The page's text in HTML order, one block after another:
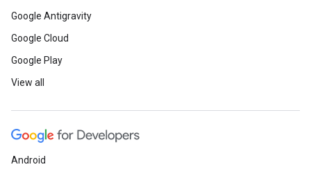
Google Antigravity
Google Cloud
Google Play
View all
Android